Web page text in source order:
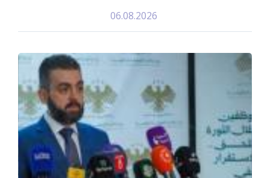
06.08.2026